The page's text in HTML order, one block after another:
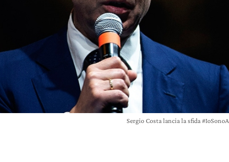
Sergio Costa lancia la sfida